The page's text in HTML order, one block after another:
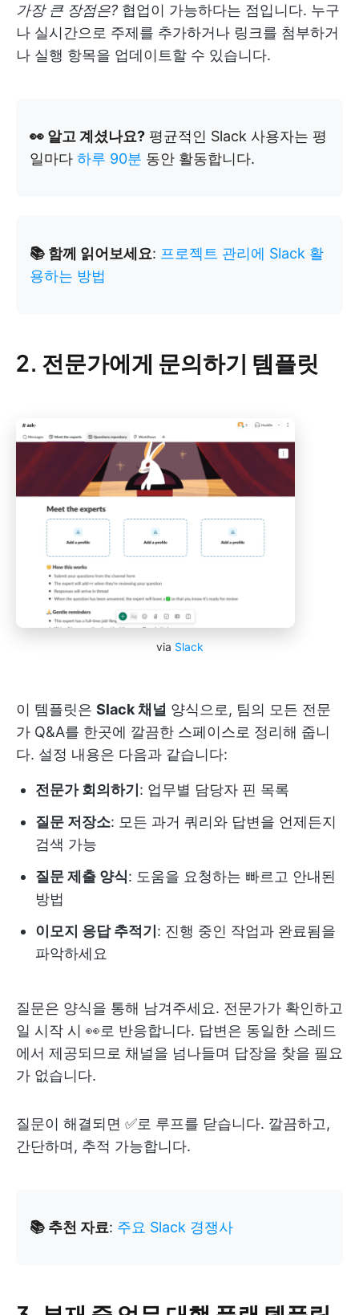
가장 큰 장점은? 협업이 가능하다는 점입니다. 누구
나 실시간으로 주제를 추가하거나 링크를 첨부하거
나 실행 항목을 업데이트할 수 있습니다.
👀 알고 계셨나요? 평균적인 Slack 사용자는 평
일마다 하루 90분 동안 활동합니다.
📚 함께 읽어보세요: 프로젝트 관리에 Slack 활
용하는 방법
2. 전문가에게 문의하기 템플릿
via Slack
이 템플릿은 Slack 채널 양식으로, 팀의 모든 전문
가 Q&A를 한곳에 깔끔한 스페이스로 정리해 줍니
다. 설정 내용은 다음과 같습니다:
전문가 회의하기 : 업무별 담당자 핀 목록
질문 저장소: 모든 과거 쿼리와 답변을 언제든지
검색 가능
질문 제출 양식: 도움을 요청하는 빠르고 안내된
방법
이모지 응답 추적기 : 진행 중인 작업과 완료됨을
파악하세요
질문은 양식을 통해 남겨주세요. 전문가가 확인하고
일 시작 시 👀로 반응합니다. 답변은 동일한 스레드
에서 제공되므로 채널을 넘나들며 답장을 찾을 필요
가 없습니다.
질문이 해결되면 ✅로 루프를 닫습니다. 깔끔하고,
간단하며, 추적 가능합니다.
📚 추천 자료: 주요 Slack 경쟁사